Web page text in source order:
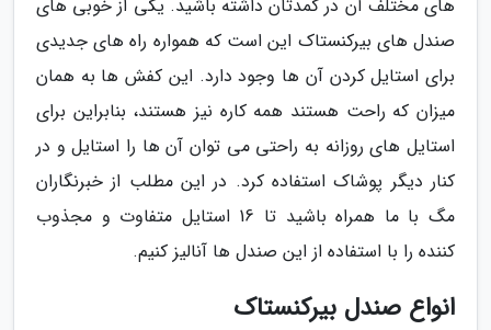
های مختلف آن در کمدتان داشته باشید. یکی از خوبی های
صندل های بیرکنستاک این است که همواره راه های جدیدی
برای استایل کردن آن ها وجود دارد. این کفش ها به همان
میزان که راحت هستند همه کاره نیز هستند، بنابراین برای
استایل های روزانه به راحتی می توان آن ها را استایل و در
کنار دیگر پوشاک استفاده کرد. در این مطلب از خبرنگاران
مگ با ما همراه باشید تا 16 استایل متفاوت و مجذوب
کننده را با استفاده از این صندل ها آنالیز کنیم.
انواع صندل بیرکنستاک